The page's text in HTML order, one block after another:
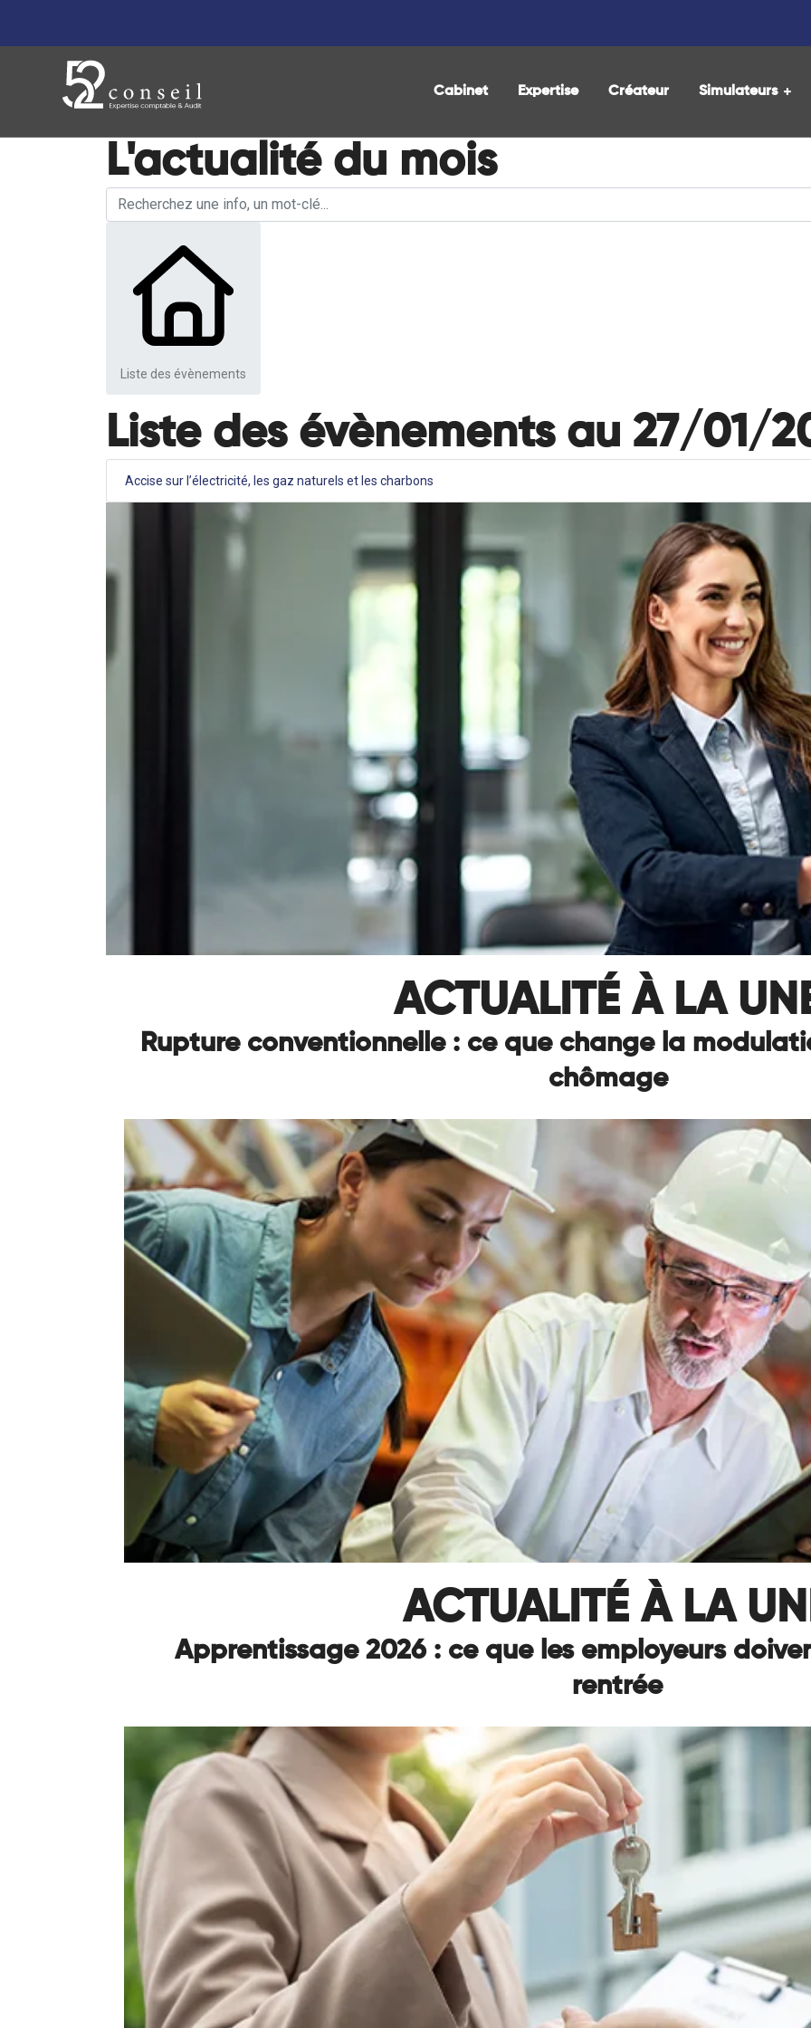
Cabinet Expertise Créateur Simulateurs
L'actualité du mois
Liste des évènements
Liste des évènements au 27/01/
Accise sur l’électricité, les gaz naturels et les charbons
ACTUALITÉ À LA
Rupture conventionnelle : ce que change la
chômage
ACTUALITÉ À LA
Apprentissage 2026 : ce que les employeurs
rentrée